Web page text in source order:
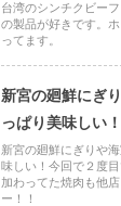
台湾のシンチクビー
の製品が好きです。
ってます。
新宮の廻鮮にぎ
っぱり美味しい！
新宮の廻鮮にぎりや
味しい！今回で２度
加わってた焼肉も他
ー！！